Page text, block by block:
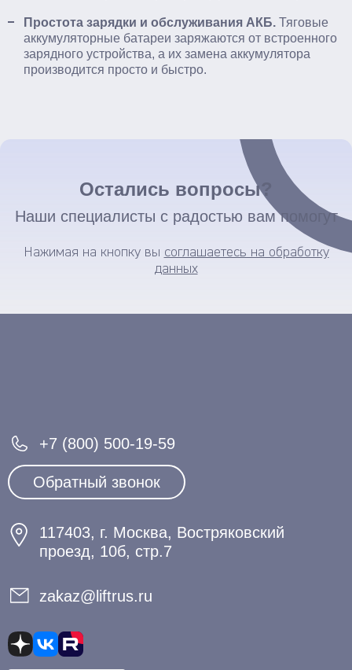
Простота зарядки и обслуживания АКБ. Тяговые
аккумуляторные батареи заряжаются от встроенного
зарядного устройства, а их замена аккумулятора
производится просто и быстро.
Остались вопросы?
Наши специалисты с радостью вам помогут
Нажимая на кнопку вы соглашаетесь на обработку
данных
+7 (800) 500-19-59
Обратный звонок
117403, г. Москва, Востряковский
проезд, 10б, стр.7
zakaz@liftrus.ru